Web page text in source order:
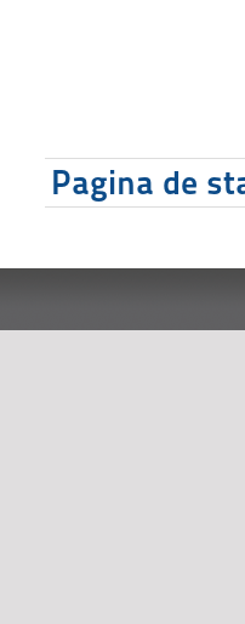
Pagina de